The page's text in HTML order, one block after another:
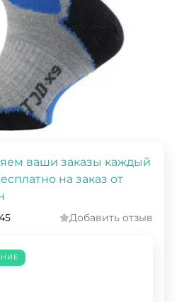
ваши заказы каждый
на заказ от
Добавить отзыв